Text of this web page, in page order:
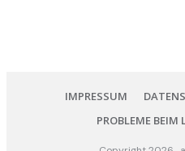
IMPRESSUM
PROBLEME BEIM